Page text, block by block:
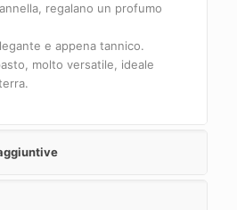
regalano un profumo
e appena tannico.
molto versatile, ideale